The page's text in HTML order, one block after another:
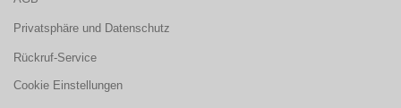
Privatsphäre und Datenschutz
Rückruf-Service
Cookie Einstellungen